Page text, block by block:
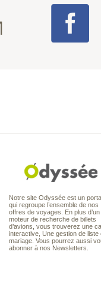
Notre site Odyssée est un
qui regroupe l’ensemble de nos
offres de voyages. En plus d’un
moteur de recherche de billets
d’avions, vous trouverez une
interactive, Une gestion de liste
mariage. Vous pourrez aussi
abonner à nos Newsletters.